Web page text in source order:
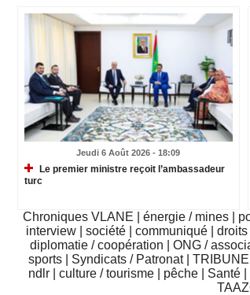
Jeudi 6 Août 2026 - 18:09
Le premier ministre reçoit l’ambassadeur
turc
Chroniques VLANE énergie / mines
interview
société communiqué
diplomatie / coopération
ONG /
sports
Syndicats / Patronat
ndlr
culture / tourisme pêche Santé